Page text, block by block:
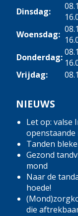
Dinsdag:
Woensdag:
Donderdag:
Vrijdag:
NIEUWS
Let op: valse
Tanden
Gezond
mond
Naar de
hoede!
die